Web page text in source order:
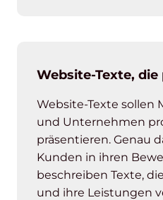
Website-Texte,
Website-Texte sollen
und Unternehmen
präsentieren. Genau
Kunden in ihren
beschreiben Texte,
und ihre Leistungen